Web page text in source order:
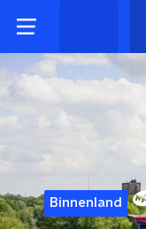
Binnenland